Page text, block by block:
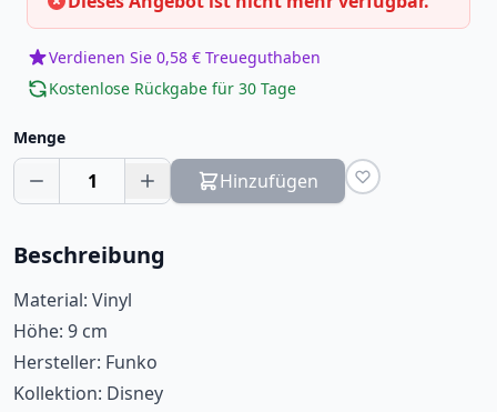
Verdienen Sie 0,58 € Treueguthaben
Kostenlose Rückgabe für 30 Tage
Menge
1 Hinzufügen
Beschreibung
Material: Vinyl
Höhe: 9 cm
Hersteller: Funko
Kollektion: Disney